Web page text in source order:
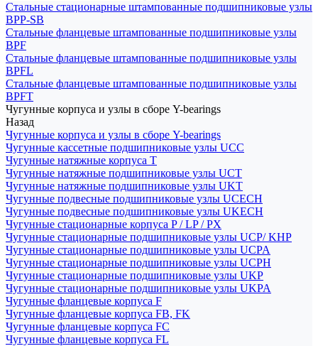
Стальные стационарные штампованные подшипниковые узлы
BPP-SB
Стальные фланцевые штампованные подшипниковые узлы
BPF
Стальные фланцевые штампованные подшипниковые узлы
BPFL
Стальные фланцевые штампованные подшипниковые узлы
BPFT
Чугунные корпуса и узлы в сборе Y-bearings
Назад
Чугунные корпуса и узлы в сборе Y-bearings
Чугунные кассетные подшипниковые узлы UCC
Чугунные натяжные корпуса T
Чугунные натяжные подшипниковые узлы UCT
Чугунные натяжные подшипниковые узлы UKT
Чугунные подвесные подшипниковые узлы UCECH
Чугунные подвесные подшипниковые узлы UKECH
Чугунные стационарные корпуса P / LP / PX
Чугунные стационарные подшипниковые узлы UCP/ KHP
Чугунные стационарные подшипниковые узлы UCPA
Чугунные стационарные подшипниковые узлы UCPH
Чугунные стационарные подшипниковые узлы UKP
Чугунные стационарные подшипниковые узлы UKPA
Чугунные фланцевые корпуса F
Чугунные фланцевые корпуса FB, FK
Чугунные фланцевые корпуса FC
Чугунные фланцевые корпуса FL